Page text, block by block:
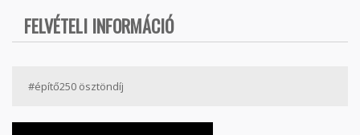
FELVÉTELI INFORMÁCIÓ
#építő250 ösztöndíj